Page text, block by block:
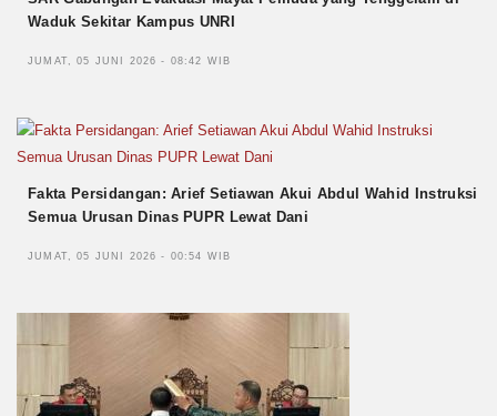
Waduk Sekitar Kampus UNRI
JUMAT, 05 JUNI 2026 - 08:42 WIB
Fakta Persidangan: Arief Setiawan Akui Abdul Wahid Instruksi
Semua Urusan Dinas PUPR Lewat Dani
JUMAT, 05 JUNI 2026 - 00:54 WIB